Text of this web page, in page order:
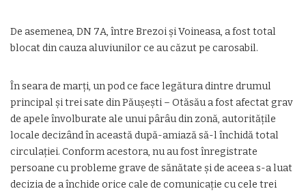
De asemenea, DN 7A, între Brezoi şi Voineasa, a fost total
blocat din cauza aluviunilor ce au căzut pe carosabil.
În seara de marţi, un pod ce face legătura dintre drumul
principal şi trei sate din Păuşeşti – Otăsău a fost afectat grav
de apele învolburate ale unui pârâu din zonă, autorităţile
locale decizând în această după-amiază să-l închidă total
circulaţiei. Conform acestora, nu au fost înregistrate
persoane cu probleme grave de sănătate şi de aceea s-a luat
decizia de a închide orice cale de comunicaţie cu cele trei